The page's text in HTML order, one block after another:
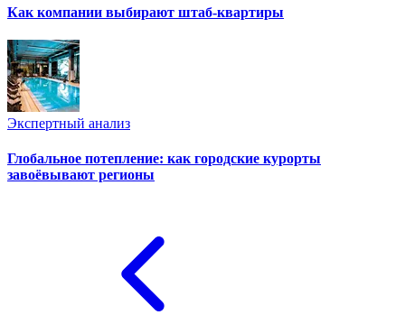
Как компании выбирают штаб-квартиры
Экспертный анализ
Глобальное потепление: как городские курорты
завоёвывают регионы